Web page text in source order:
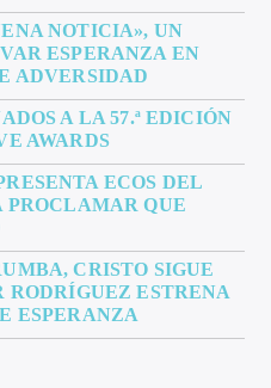
NOTICIA», UN
ESPERANZA EN
ADVERSIDAD
A LA 57.ª EDICIÓN
AWARDS
ECOS DEL
PROCLAMAR QUE
CRISTO SIGUE
RODRÍGUEZ ESTRENA
ESPERANZA